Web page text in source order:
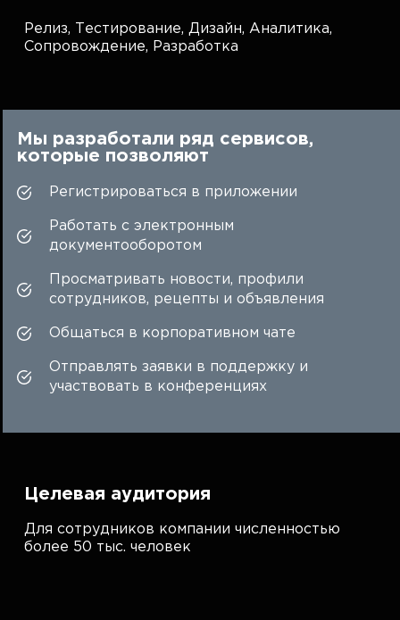
Релиз, Тестирование,Дизайн,Аналитика,
Сопровождение, Разработка
Мы разработали ряд сервисов,
которые позволяют
Регистрироваться в приложении
Работать с электронным
документооборотом
Просматривать новости, профили
сотрудников, рецепты и объявления
Общаться в корпоративном чате
Отправлять заявки в поддержку и
участвовать в конференциях
Целевая аудитория
Для сотрудников компании численностью
более 50 тыс. человек